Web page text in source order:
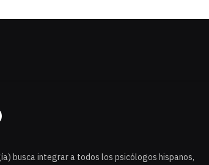
busca integrar a todos los psicólogos hispanos,